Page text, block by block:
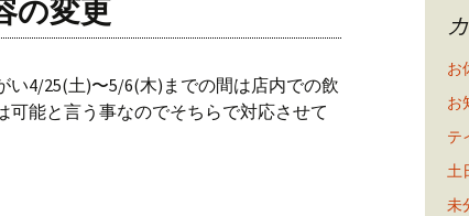
の変更
4/25(土)〜5/6(木)までの間は店内での飲
能と言う事なのでそちらで対応させて
お
お
テ
土
未